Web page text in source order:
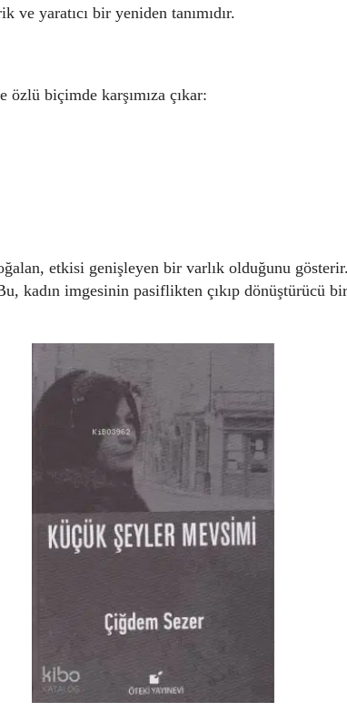
yaratıcı bir yeniden tanımıdır.
biçimde karşımıza çıkar:
etkisi genişleyen bir varlık olduğunu
kadın imgesinin pasiflikten çıkıp dönüştürücü